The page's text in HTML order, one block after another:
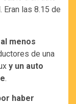
las 8.15 de
menos
de una
y un auto
.
haber